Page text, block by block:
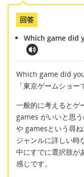
回答
Which game did
Which game did
「東京ゲームショー
一般的に考えるとゲ
games がいいと思
や gamesという尋
ジャンルに詳しい時
中にすでに選択肢が
感じです。